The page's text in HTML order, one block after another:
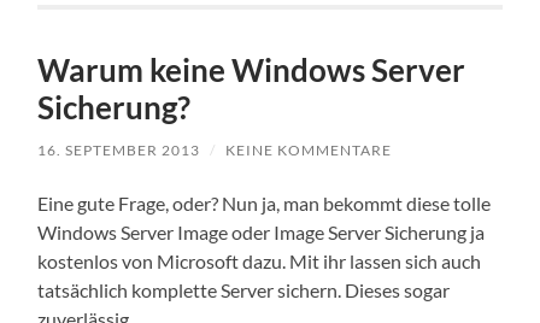
Warum keine Windows Server
Sicherung?
16. SEPTEMBER 2013 / KEINE KOMMENTARE
Eine gute Frage, oder? Nun ja, man bekommt diese tolle
Windows Server Image oder Image Server Sicherung ja
kostenlos von Microsoft dazu. Mit ihr lassen sich auch
tatsächlich komplette Server sichern. Dieses sogar